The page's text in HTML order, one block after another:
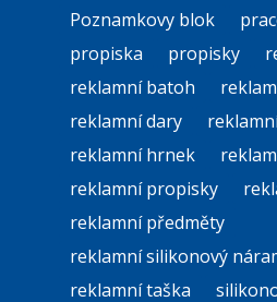
Poznamkovy blok
propiska
propisky
reklamní batoh
reklamní dary
reklamní hrnek
reklamní propisky
reklamní předměty
reklamní silikonový
reklamní taška